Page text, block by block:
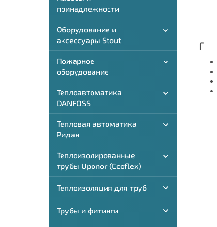
принадлежности
Оборудование и
аксессуары Stout
Пожарное
оборудование
Теплоавтоматика
DANFOSS
Тепловая автоматика
Ридан
Теплоизолированные
трубы Uponor (Ecoflex)
Теплоизоляция для труб
Трубы и фитинги
Г